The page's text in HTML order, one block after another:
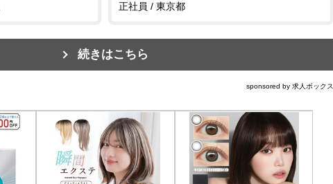
正社員 / 東京都
続きはこちら
sponsored by 求人ボックス